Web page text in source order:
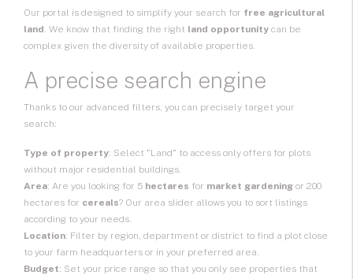
Our portal is designed to simplify your search for free agricultural
land. We know that finding the right land opportunity can be
complex given the diversity of available properties.
A precise search engine
Thanks to our advanced filters, you can precisely target your
search:
Type of property: Select "Land" to access only offers for plots
without major residential buildings.
Area: Are you looking for 5 hectares for market gardening or 200
hectares for cereals? Our area slider allows you to sort listings
according to your needs.
Location: Filter by region, department or district to find a plot close
to your farm headquarters or in your preferred area.
Budget: Set your price range so that you only see properties that